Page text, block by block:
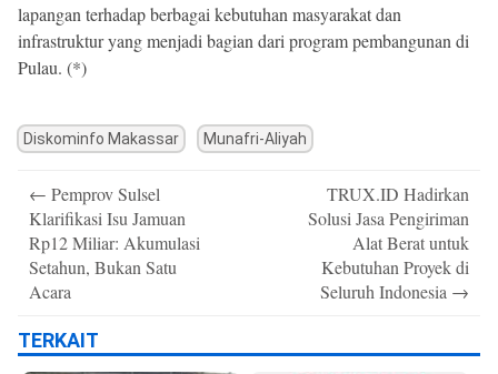
lapangan terhadap berbagai kebutuhan masyarakat dan
infrastruktur yang menjadi bagian dari program pembangunan di
Pulau. (*)
Diskominfo Makassar Munafri-Aliyah
navigation
← Pemprov Sulsel
Klarifikasi Isu Jamuan
Rp12 Miliar: Akumulasi
Setahun, Bukan Satu
Acara
TRUX.ID Hadirkan
Solusi Jasa Pengiriman
Alat Berat untuk
Kebutuhan Proyek di
Seluruh Indonesia →
TERKAIT